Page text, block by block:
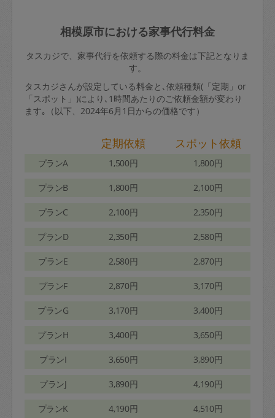
相模原市における家事代行料金
タスカジで、家事代行を依頼する際の料金は下記となりま
す。
タスカジさんが設定している料金と､依頼種類(「定期」or
「スポット」)により､1時間あたりのご依頼金額が変わり
ます｡（以下、2024年6月1日からの価格です）
定期依頼 スポット依頼
プランA 1,500円 1,800円
プランB 1,800円 2,100円
プランC 2,100円 2,350円
プランD 2,350円 2,580円
プランE 2,580円 2,870円
プランF 2,870円 3,170円
プランG 3,170円 3,400円
プランH 3,400円 3,650円
プランI 3,650円 3,890円
プランJ 3,890円 4,190円
プランK 4,190円 4,510円